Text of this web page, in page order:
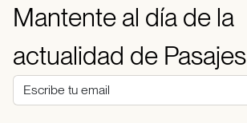
Mantente al día de la
actualidad de Pasajes